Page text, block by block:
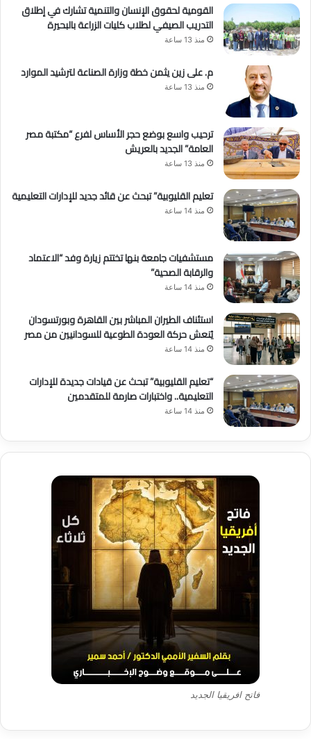
القومية لحقوق الإنسان والتنمية تشارك في إطلاق
التدريب الصيفي لطلاب كليات الزراعة بالبحيرة
منذ 13 ساعة
م. على زين يثمن خطة وزارة الصناعة لترشيد الموارد
منذ 13 ساعة
ترحيب واسع بوضع حجر الأساس لفرع “مكتبة مصر
العامة” الجديد بالعريش
منذ 13 ساعة
تعليم القليوبية” تبحث عن قائد جديد للإدارات التعليمية
منذ 14 ساعة
مستشفيات جامعة بنها تختتم زيارة وفد “الاعتماد
والرقابة الصحية”
منذ 14 ساعة
استئناف الطيران المباشر بين القاهرة وبورتسودان
يُنعش حركة العودة الطوعية للسودانيين من مصر
منذ 14 ساعة
“تعليم القليوبية” تبحث عن قيادات جديدة للإدارات
التعليمية.. واختبارات صارمة للمتقدمين
منذ 14 ساعة
فاتح افريقيا الجديد